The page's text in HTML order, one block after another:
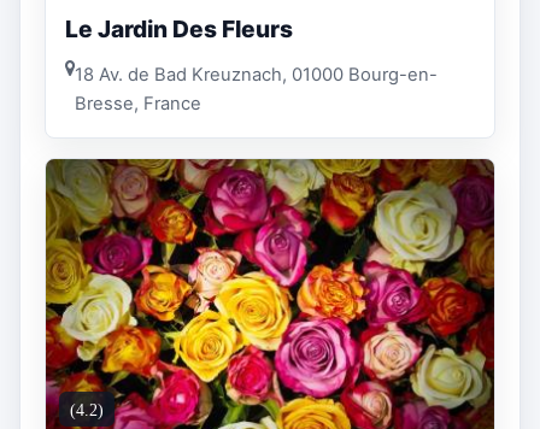
Le Jardin Des Fleurs
18 Av. de Bad Kreuznach, 01000 Bourg-en-
Bresse, France
(4.2)